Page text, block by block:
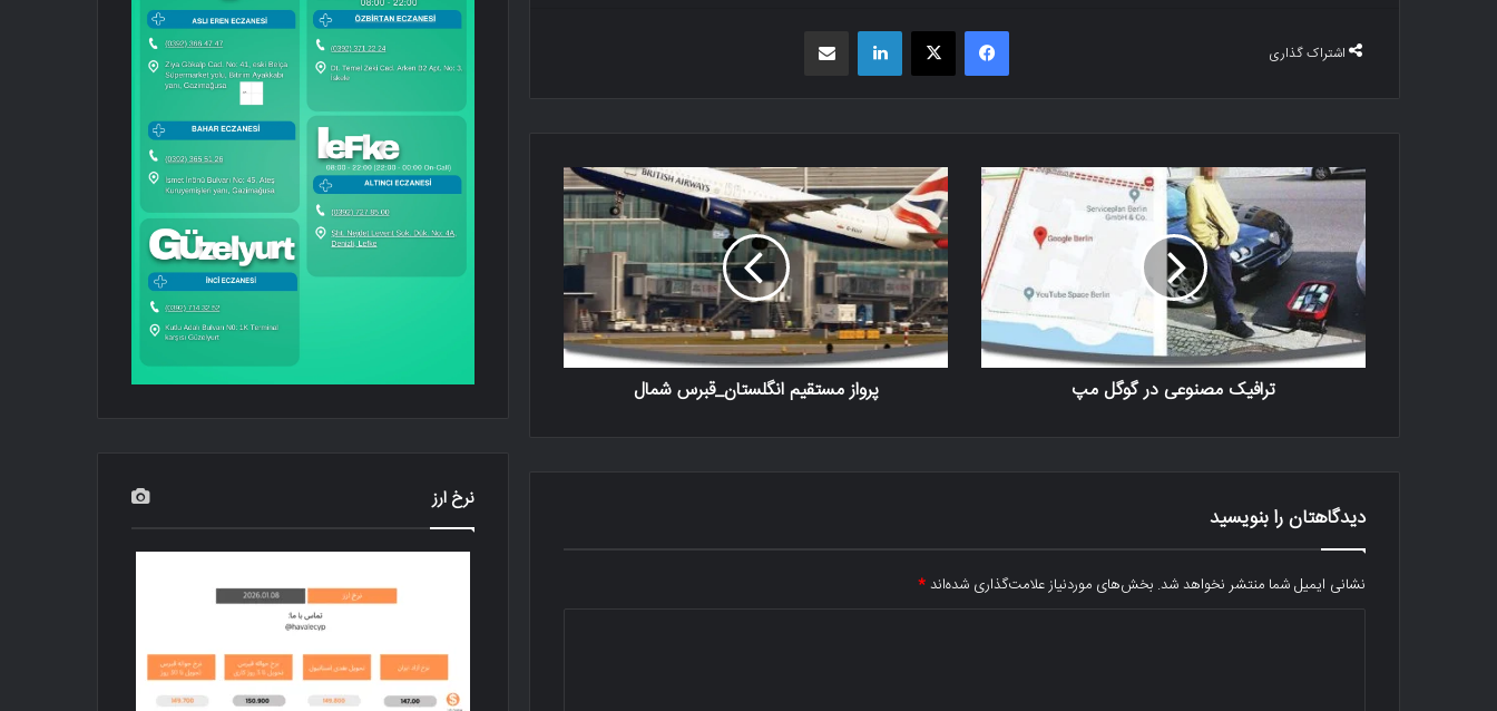
اشتراک گذاری
فیسبوک X
ترافیک مصنوعی در گوگل مپ پرواز مستقیم انگلستان_قبرس شمال
دیدگاهتان را بنویسید
نشانی ایمیل شما منتشر نخواهد شد. بخش‌های موردنیاز علامت‌گذاری شده‌اند*
نرخ ارز